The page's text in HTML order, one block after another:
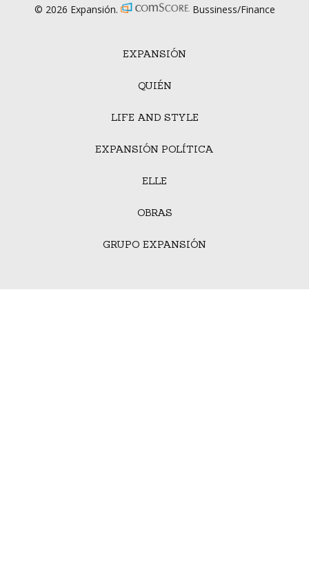
EXPANSIÓN
QUIÉN
LIFE AND STYLE
EXPANSIÓN POLÍTICA
ELLE
OBRAS
GRUPO EXPANSIÓN
© 2026 Expansión. Bussiness/Finance